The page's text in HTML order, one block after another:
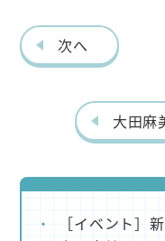
eb
o
itt
er
次へ
大田麻
［イベント］